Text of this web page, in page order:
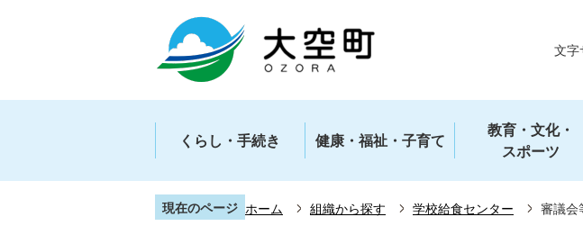
文字
くらし・手続き 健康・福祉・子育て
教育・文化・
スポーツ
現在のページ ホーム 組織から探す 学校給食センター 審議会